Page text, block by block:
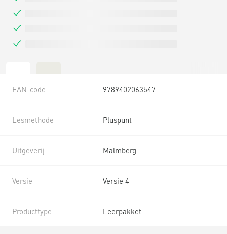
EAN-code 9789402063547
Lesmethode Pluspunt
Uitgeverij Malmberg
Versie Versie 4
Producttype Leerpakket